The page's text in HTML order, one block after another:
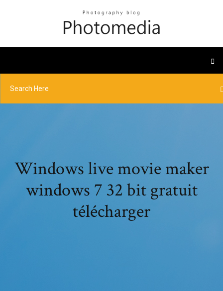
Windows live movie maker
windows 7 32 bit gratuit
télécharger